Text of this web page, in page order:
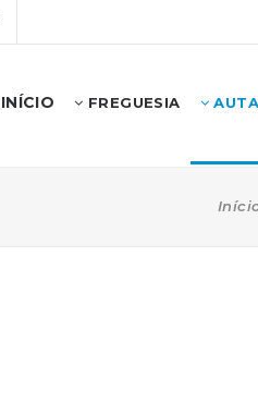
INÍCIO FREGUESIA